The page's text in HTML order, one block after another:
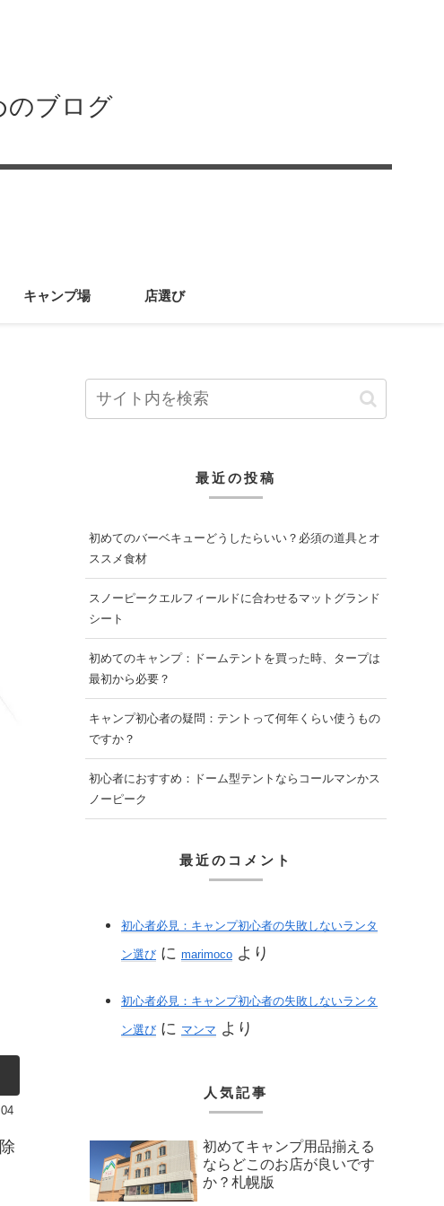
のブログ
キャンプ場 店選び
最近の投稿
初めてのバーベキューどうしたらいい？必須の道具とオ
ススメ食材
スノーピークエルフィールドに合わせるマットグランド
シート
初めてのキャンプ：ドームテントを買った時、タープは
最初から必要？
キャンプ初心者の疑問：テントって何年くらい使うもの
ですか？
初心者におすすめ：ドーム型テントならコールマンかス
ノーピーク
最近のコメント
初心者必見：キャンプ初心者の失敗しないランタ
ン選び に marimoco より
初心者必見：キャンプ初心者の失敗しないランタ
ン選び に マンマ より
人気記事
初めてキャンプ用品揃える
ならどこのお店が良いです
か？札幌版